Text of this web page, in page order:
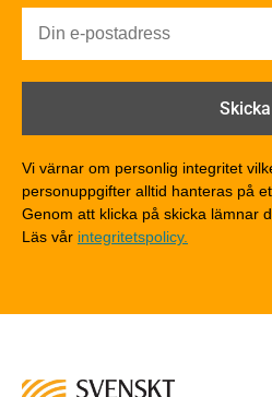
Brandförlopp i byggnader
Brandklasser för material
Detaljlösningar
Träytors brandegenskaper
Tekniska byten med
Riskvärdering i
Miljöeffekter
Vi värnar om personlig integritet
personuppgifter alltid hanteras på
Genom att klicka på skicka lämnar
Läs vår integritetspolicy.